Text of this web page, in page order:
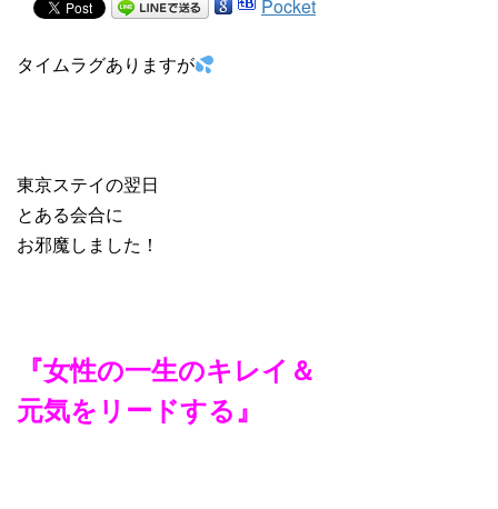
Pocket
タイムラグありますが
東京ステイの翌日
とある会合に
お邪魔しました！
『女性の一生のキレイ＆
元気をリードする』